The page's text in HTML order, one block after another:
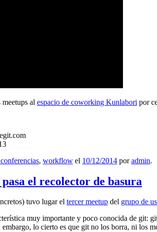
al espacio de coworking Kunlabori por
, workflow el 10/12/2014 poradmin.
el recolector de basura
tuvo lugar el tercer meetup del grupo de
muy importante y poco conocida de git:
lo cierto es que git no los borra, ni los